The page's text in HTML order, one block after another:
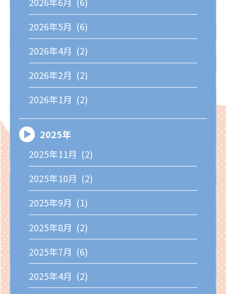
2026年5月 (6)
2026年4月 (2)
2026年2月 (2)
2026年1月 (2)
2025年
2025年11月 (2)
2025年10月 (2)
2025年9月 (1)
2025年8月 (2)
2025年7月 (6)
2025年4月 (2)